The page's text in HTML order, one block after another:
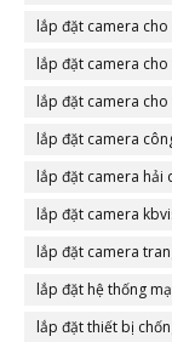
lắp đặt camera cho
lắp đặt camera
lắp đặt camera
lắp đặt camera
lắp đặt camera hải
lắp đặt camera
lắp đặt camera
lắp đặt hệ thống
lắp đặt thiết bị